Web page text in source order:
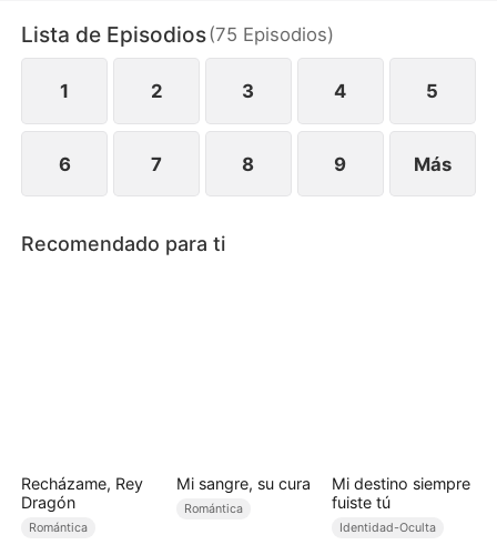
que conquistarlos y reducir esa oscuridad antes de
que sea demasiado tarde.
Lista de Episodios(75 Episodios)
1 2 3 4 5
6 7 8 9 Más
Recomendado para ti
Recházame, Rey
Dragón
Romántica
Mi sangre, su cura
Romántica
Mi destino siempre
fuiste tú
Identidad-Oculta